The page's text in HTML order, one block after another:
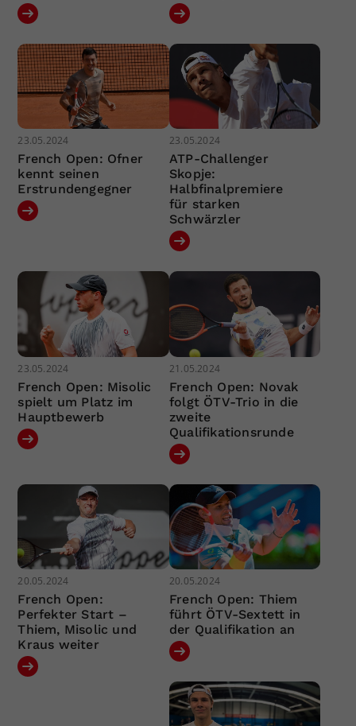
23.05.2024
French Open: Ofner
kennt seinen
Erstrundengegner
23.05.2024
ATP-Challenger
Skopje:
Halbfinalpremiere
für starken
Schwärzler
23.05.2024
French Open: Misolic
spielt um Platz im
Hauptbewerb
21.05.2024
French Open: Novak
folgt ÖTV-Trio in die
zweite
Qualifikationsrunde
20.05.2024
French Open:
Perfekter Start –
Thiem, Misolic und
Kraus weiter
20.05.2024
French Open: Thiem
führt ÖTV-Sextett in
der Qualifikation an